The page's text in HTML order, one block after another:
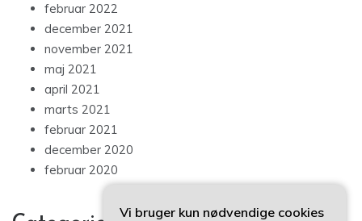
februar 2022
december 2021
november 2021
maj 2021
april 2021
marts 2021
februar 2021
december 2020
februar 2020
Vi bruger kun nødvendige cookies